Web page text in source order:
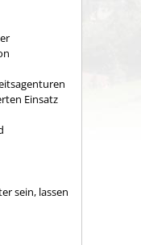
Einsatz
sein, lassen